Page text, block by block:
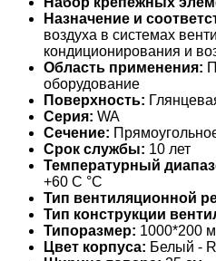
Назначение и
воздуха в системах
кондиционирования и
Область применения:
оборудование
Поверхность:
Серия: WA
Сечение:
Срок службы: 10 лет
Температурный
+60 С °С
Тип вентиляционной
Тип конструкции
Типоразмер: 1000*200
Цвет корпуса: Белый -